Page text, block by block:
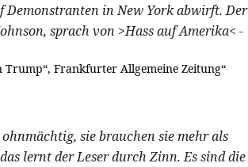
in New York abwirft. Der
sprach von >Hass auf Amerika< -
Trump“, Frankfurter Allgemeine Zeitung“
sie brauchen sie mehr als
lernt der Leser durch Zinn. Es sind die